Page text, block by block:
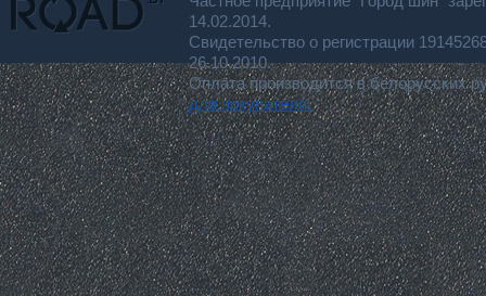
14.02.2014.
Свидетельство о регистрации
26.10.2010.
Оплата производится в белорусских
для покупателя.